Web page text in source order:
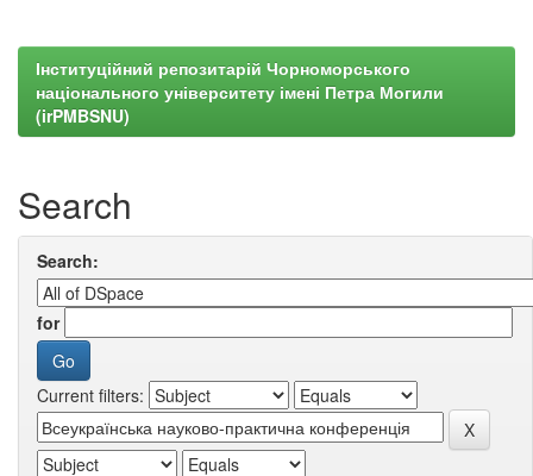
Інституційний репозитарій Чорноморського
національного університету імені Петра Могили
(irPMBSNU)
Search
Search:
for
Current filters: